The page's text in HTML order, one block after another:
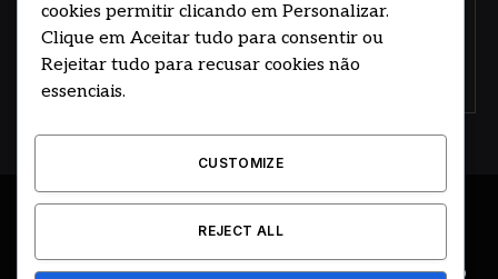
Concorde com nossos termos e acordo de
© 2026 DESENVOLVIDO POR HOSTING PRIME BRASIL
ÚLTIMAS NOTÍCIAS DESTAQUES CIDADE E REGIÃO
cookies permitir clicando em Personalizar.
Clique em Aceitar tudo para consentir ou
Rejeitar tudo para recusar cookies não
essenciais.
CUSTOMIZE
REJECT ALL